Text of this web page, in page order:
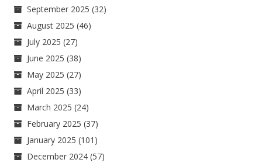
September 2025 (32)
August 2025 (46)
July 2025 (27)
June 2025 (38)
May 2025 (27)
April 2025 (33)
March 2025 (24)
February 2025 (37)
January 2025 (101)
December 2024 (57)